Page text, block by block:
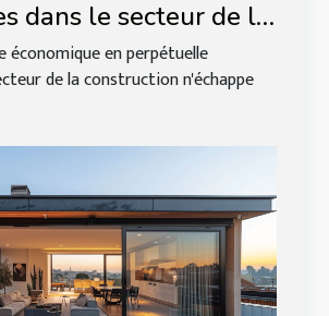
dans le secteur de la
pour 2025
économique en perpétuelle
de la construction n'échappe